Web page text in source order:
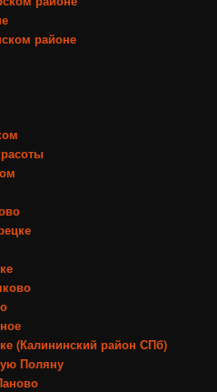
районе
(Калининский район СПб)
Поляну